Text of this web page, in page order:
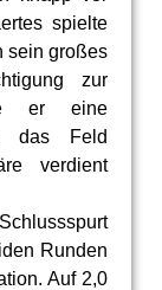
spielte
sein großes
zur
er eine
das Feld
verdient
Runden
Auf 2,0